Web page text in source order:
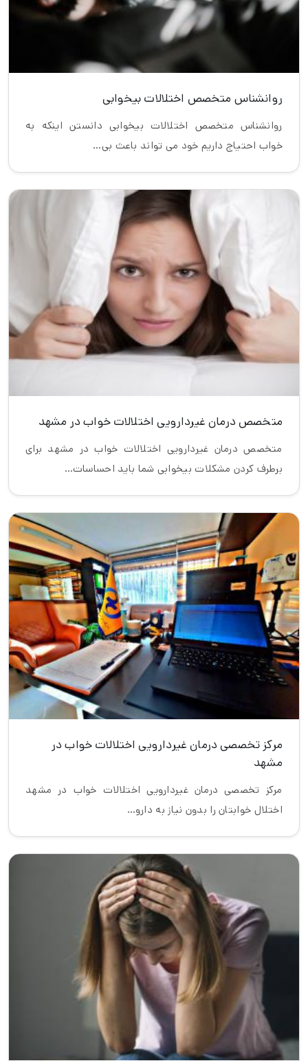
روانشناس متخصص اختلالات بیخوابی
روانشناس متخصص اختلالات بیخوابی دانستن اینکه به
خواب احتیاج داریم خود می تواند باعث بی…
متخصص درمان غیردارویی اختلالات خواب در مشهد
متخصص درمان غیردارویی اختلالات خواب در مشهد برای
برطرف کردن مشکلات بیخوابی شما باید احساسات…
مرکز تخصصی درمان غیردارویی اختلالات خواب در
مشهد
مرکز تخصصی درمان غیردارویی اختلالات خواب در مشهد
اختلال خوابتان را بدون نیاز به دارو…